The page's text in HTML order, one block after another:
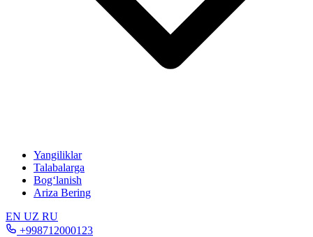
Yangiliklar
Talabalarga
Bog‘lanish
Ariza Bering
EN UZ RU
+998712000123